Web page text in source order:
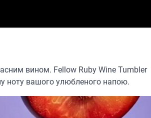
вином. Fellow Ruby Wine Tumbler
ноту вашого улюбленого напою.